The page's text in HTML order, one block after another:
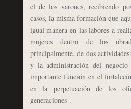
el de los varones, recibiendo
casos, la misma formación que
igual manera en las labores a
mujeres dentro de los
principalmente, de dos
y la administración del negocio
importante función en el
en la perpetuación de los
generaciones-.